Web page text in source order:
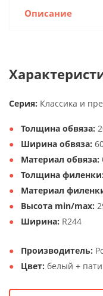
Описание
Серия: Классика и
Толщина обвяза:
Ширина обвяза:
Материал обвяза:
Толщина филенки:
Материал
Высота min/max:
Ширина: R244
Производитель:
Цвет: белый +